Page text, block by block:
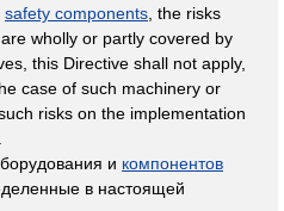
safety components , the risks
wholly or partly covered by
this Directive shall not apply,
case of such machinery or
risks on the implementation
и компонентов
в настоящей